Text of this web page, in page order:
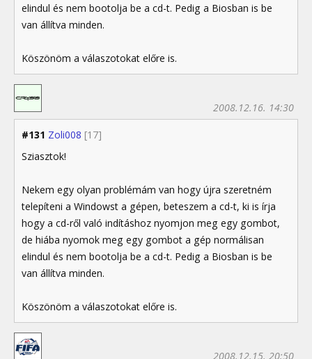
elindul és nem bootolja be a cd-t. Pedig a Biosban is be
van állítva minden.
Köszönöm a válaszotokat előre is.
#131 Zoli008 [17]
2008.12.16. 14:30
Sziasztok!
Nekem egy olyan problémám van hogy újra szeretném
telepíteni a Windowst a gépen, beteszem a cd-t, ki is írja
hogy a cd-ről való indításhoz nyomjon meg egy gombot,
de hiába nyomok meg egy gombot a gép normálisan
elindul és nem bootolja be a cd-t. Pedig a Biosban is be
van állítva minden.
Köszönöm a válaszotokat előre is.
2008.12.15. 20:50